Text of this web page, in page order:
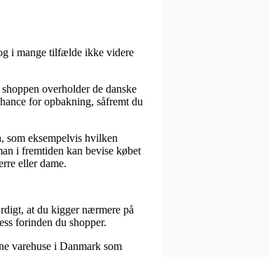
i mange tilfælde ikke videre
overholder de danske
for opbakning, såfremt du
som eksempelvis hvilken
i fremtiden kan bevise købet
eller dame.
at du kigger nærmere på
forinden du shopper.
varehuse i Danmark som